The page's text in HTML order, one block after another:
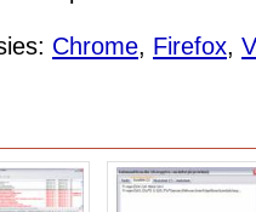
Chrome, Firefox,